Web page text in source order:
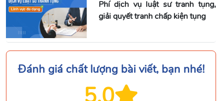
Phí dịch vụ luật sư tranh tụng,
giải quyết tranh chấp kiện tụng
Đánh giá chất lượng bài viết, bạn nhé!